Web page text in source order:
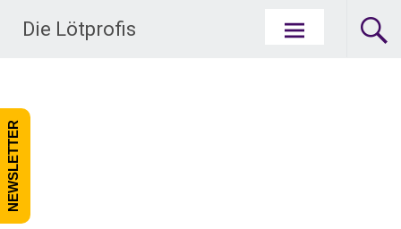
Die Lötprofis
NEWSLETTER